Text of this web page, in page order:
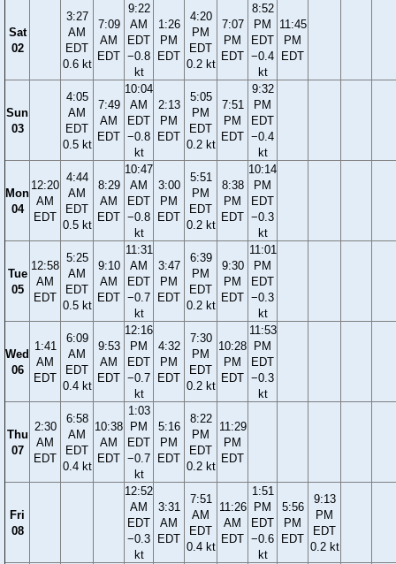
Sat
02
3:27
AM
EDT
0.6 kt
7:09
AM
EDT
9:22
AM
EDT
−0.8
kt
1:26
PM
EDT
4:20
PM
EDT
0.2 kt
7:07
PM
EDT
8:52
PM
EDT
−0.4
kt
11:45
PM
EDT
Sun
03
4:05
AM
EDT
0.5 kt
7:49
AM
EDT
10:04
AM
EDT
−0.8
kt
2:13
PM
EDT
5:05
PM
EDT
0.2 kt
7:51
PM
EDT
9:32
PM
EDT
−0.4
kt
Mon
04
12:20
AM
EDT
4:44
AM
EDT
0.5 kt
8:29
AM
EDT
10:47
AM
EDT
−0.8
kt
3:00
PM
EDT
5:51
PM
EDT
0.2 kt
8:38
PM
EDT
10:14
PM
EDT
−0.3
kt
Tue
05
12:58
AM
EDT
5:25
AM
EDT
0.5 kt
9:10
AM
EDT
11:31
AM
EDT
−0.7
kt
3:47
PM
EDT
6:39
PM
EDT
0.2 kt
9:30
PM
EDT
11:01
PM
EDT
−0.3
kt
Wed
06
1:41
AM
EDT
6:09
AM
EDT
0.4 kt
9:53
AM
EDT
12:16
PM
EDT
−0.7
kt
4:32
PM
EDT
7:30
PM
EDT
0.2 kt
10:28
PM
EDT
11:53
PM
EDT
−0.3
kt
Thu
07
2:30
AM
EDT
6:58
AM
EDT
0.4 kt
10:38
AM
EDT
1:03
PM
EDT
−0.7
kt
5:16
PM
EDT
8:22
PM
EDT
0.2 kt
11:29
PM
EDT
Fri
08
12:52
AM
EDT
−0.3
kt
3:31
AM
EDT
7:51
AM
EDT
0.4 kt
11:26
AM
EDT
1:51
PM
EDT
−0.6
kt
5:56
PM
EDT
9:13
PM
EDT
0.2 kt